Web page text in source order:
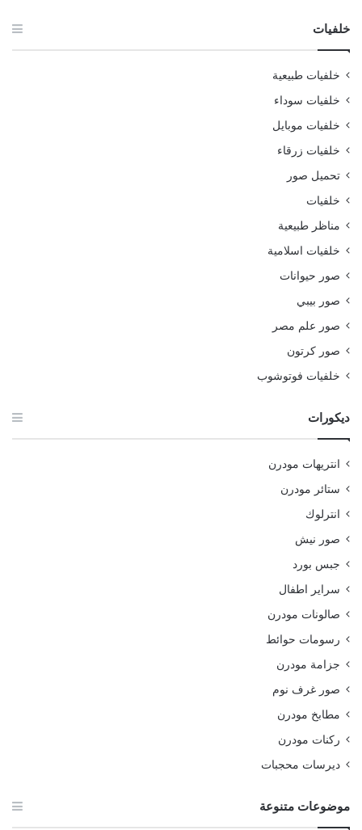
خلفيات
خلفيات طبيعية
خلفيات سوداء
خلفيات موبايل
خلفيات زرقاء
تحميل صور
خلفيات
مناظر طبيعية
خلفيات اسلامية
صور حيوانات
صور بيبي
صور علم مصر
صور كرتون
خلفيات فوتوشوب
ديكورات
انتريهات مودرن
ستائر مودرن
انترلوك
صور نيش
جبس بورد
سراير اطفال
صالونات مودرن
رسومات حوائط
جزامة مودرن
صور غرف نوم
مطابخ مودرن
ركنات مودرن
ديرسات محجبات
موضوعات متنوعة